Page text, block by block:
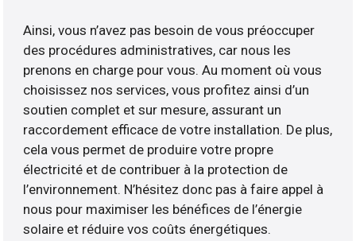
Ainsi, vous n’avez pas besoin de vous préoccuper
des procédures administratives, car nous les
prenons en charge pour vous. Au moment où vous
choisissez nos services, vous profitez ainsi d’un
soutien complet et sur mesure, assurant un
raccordement efficace de votre installation. De plus,
cela vous permet de produire votre propre
électricité et de contribuer à la protection de
l’environnement. N’hésitez donc pas à faire appel à
nous pour maximiser les bénéfices de l’énergie
solaire et réduire vos coûts énergétiques.